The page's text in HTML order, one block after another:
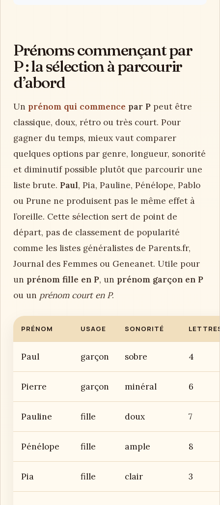
Prénoms commençant par
P : la sélection à parcourir
d’abord
Un prénom qui commence par P peut être
classique, doux, rétro ou très court. Pour
gagner du temps, mieux vaut comparer
quelques options par genre, longueur, sonorité
et diminutif possible plutôt que parcourir une
liste brute. Paul, Pia, Pauline, Pénélope, Pablo
ou Prune ne produisent pas le même effet à
l’oreille. Cette sélection sert de point de
départ, pas de classement de popularité
comme les listes généralistes de Parents.fr,
Journal des Femmes ou Geneanet. Utile pour
un prénom fille en P, un prénom garçon en P
ou un prénom court en P.
PRÉNOM USAGE SONORITÉ
Paul garçon sobre 4
Pierre garçon minéral 6
Pauline fille doux 7
Pénélope fille ample 8
Pia fille clair 3